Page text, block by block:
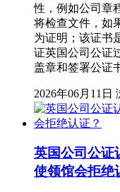
性，例如公司章
将检查文件，如
为证明；该证书
证英国公司公证
盖章和签署公证
2026年06月11日
英国公司公证
使领馆会拒绝